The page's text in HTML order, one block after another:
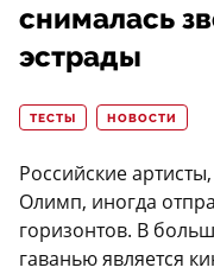
снималась
эстрады
ТЕСТЫ НОВОСТИ
Российские
Олимп, иногда
горизонтов. В
гаванью является